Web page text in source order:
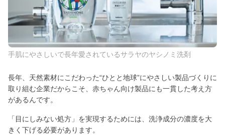
手肌にやさしいで長年愛されているサラヤのヤシノミ洗剤
長年、天然素材にこだわった“ひとと地球”にやさしい製品づくりに
取り組む企業だからこそ、赤ちゃん向け製品にも一貫した考え方
があるんです。
「目にしみない処方」を実現するためには、洗浄成分の濃度を大
きく下げる必要があります。